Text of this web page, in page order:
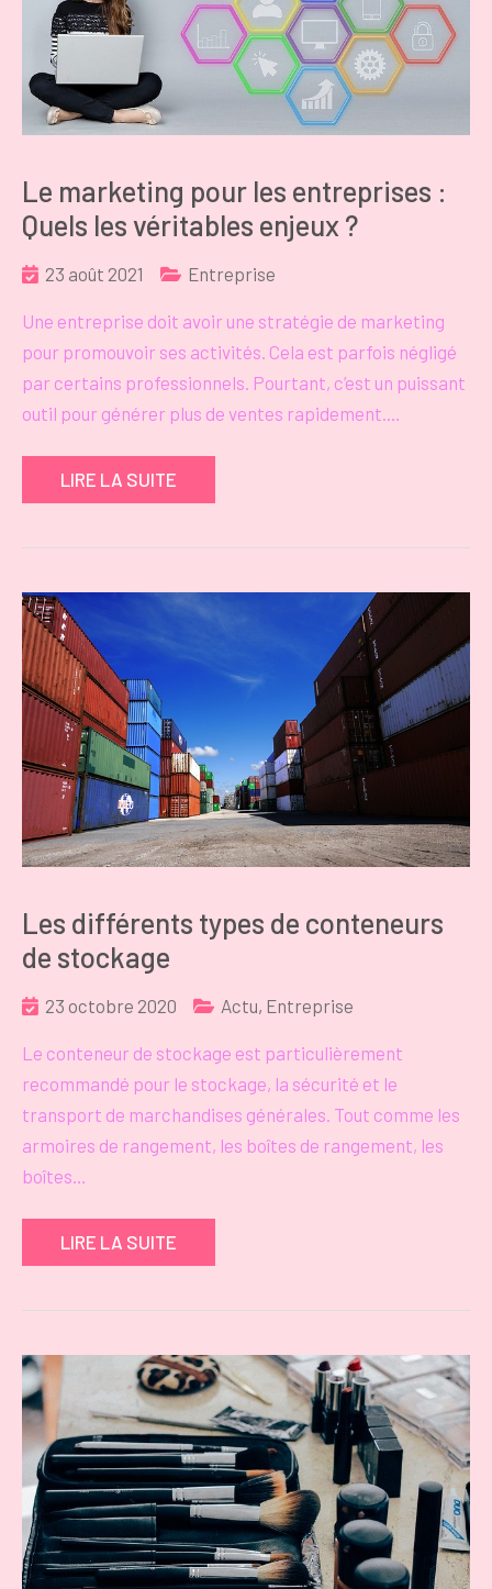
Le marketing pour les entreprises :
Quels les véritables enjeux ?
23 août 2021 Entreprise
Une entreprise doit avoir une stratégie de marketing
pour promouvoir ses activités. Cela est parfois négligé
par certains professionnels. Pourtant, c’est un puissant
outil pour générer plus de ventes rapidement.…
LIRE LA SUITE
Les différents types de conteneurs
de stockage
23 octobre 2020 Actu, Entreprise
Le conteneur de stockage est particulièrement
recommandé pour le stockage, la sécurité et le
transport de marchandises générales. Tout comme les
armoires de rangement, les boîtes de rangement, les
boîtes…
LIRE LA SUITE